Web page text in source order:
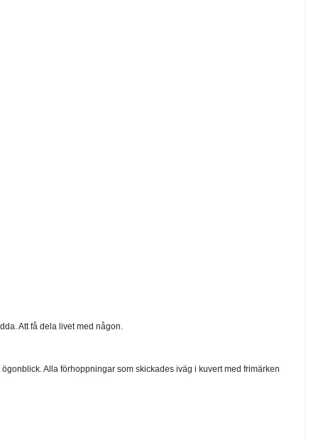
Att få dela livet med någon.
Alla förhoppningar som skickades iväg i kuvert med frimärken